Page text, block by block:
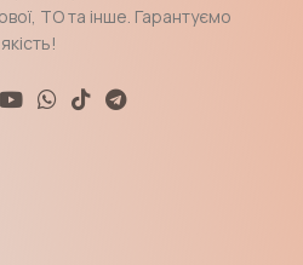
ТО та інше. Гарантуємо